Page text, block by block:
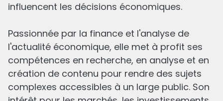
influencent les décisions économiques.
Passionnée par la finance et l'analyse de
l'actualité économique, elle met à profit ses
compétences en recherche, en analyse et en
création de contenu pour rendre des sujets
complexes accessibles à un large public. Son
Offre Freedom24 : Trading sans commission
sur les actions et les ETF
Écrit
9 MARS, 2026 8 min lecture